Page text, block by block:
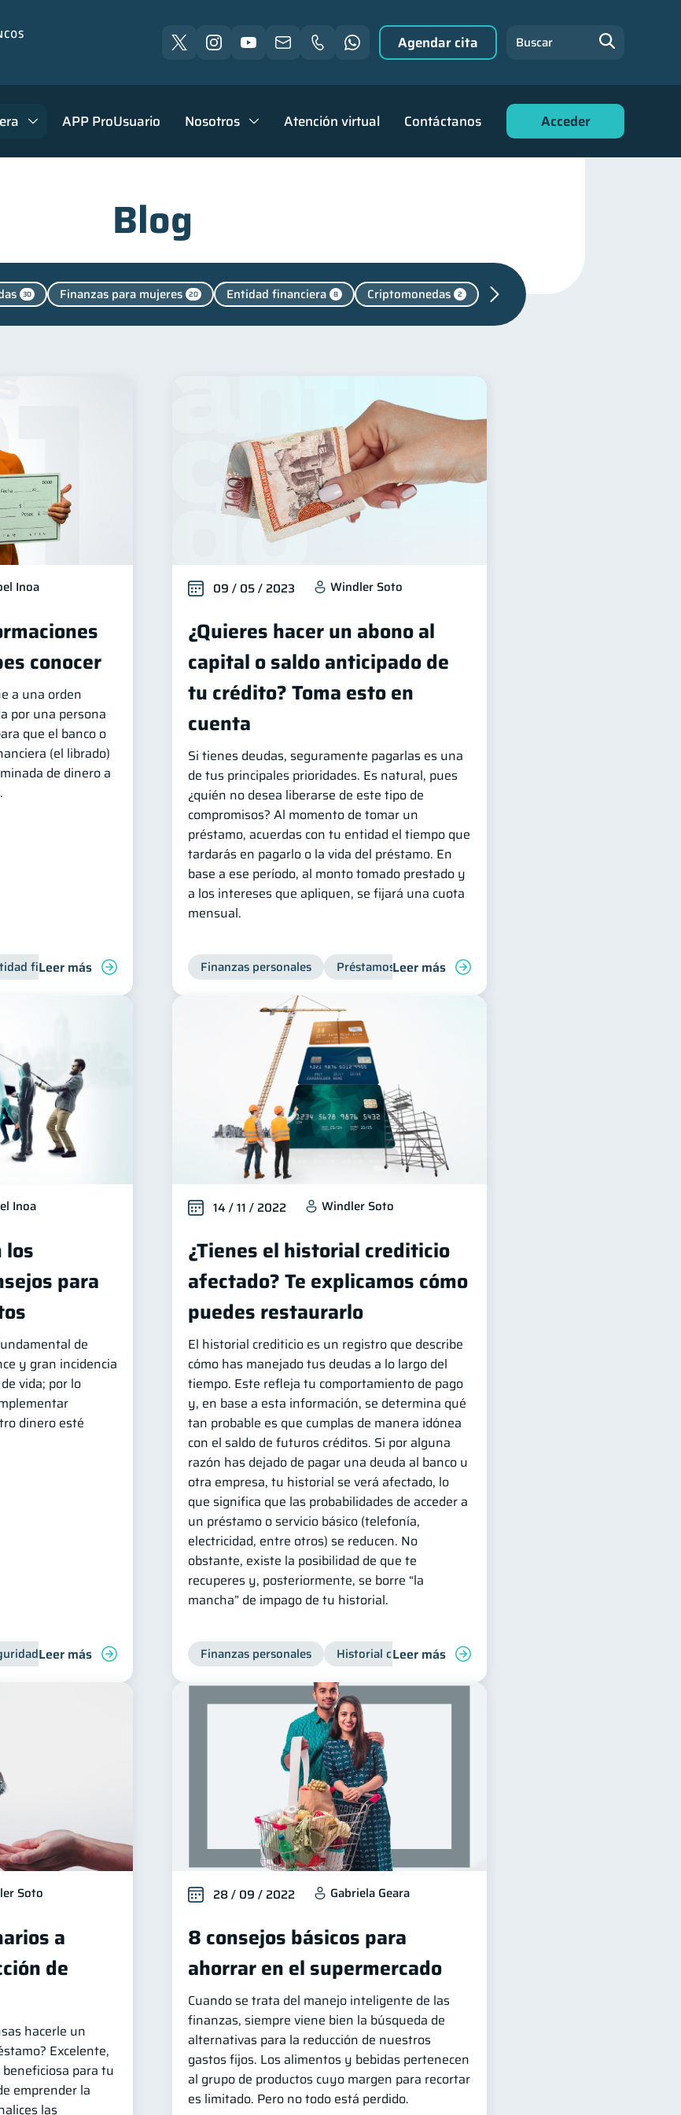
APP ProUsuario Nosotros Atención virtual Contáctanos Acceder
Agendar cita Buscar
Blog
30 Finanzas para mujeres 20 Entidad financiera 8 Criptomonedas 2
Tarjeta de crédito
2 Inversiones 2
en Pareja Educación Financiera 1 Mipymes 1
Doble sueldo 1 Gasto responsable
Inoa
conocer
a una orden
por una persona
que el banco o
(el librado)
de dinero a
financiera Finanzas personales Bienestar financiero
Leer más
09 / 05 / 2023 Windler Soto
¿Quieres hacer un abono al
capital o saldo anticipado de
tu crédito? Toma esto en
cuenta
Si tienes deudas, seguramente pagarlas es una
de tus principales prioridades. Es natural, pues
¿quién no desea liberarse de este tipo de
compromisos? Al momento de tomar un
préstamo, acuerdas con tu entidad el tiempo que
tardarás en pagarlo o la vida del préstamo. En
base a ese período, al monto tomado prestado y
a los intereses que apliquen, se fijará una cuota
mensual.
Finanzas personales Préstamos Productos financieros
Leer más
Inoa
los
para
de
y gran incidencia
vida; por lo
dinero esté
financiera Ciberseguridad Inclusión financiera Finanzas para jóvenes
Leer más
14 / 11 / 2022 Windler Soto
¿Tienes el historial crediticio
afectado? Te explicamos cómo
puedes restaurarlo
El historial crediticio es un registro que describe
cómo has manejado tus deudas a lo largo del
tiempo. Este refleja tu comportamiento de pago
y, en base a esta información, se determina qué
tan probable es que cumplas de manera idónea
con el saldo de futuros créditos. Si por alguna
razón has dejado de pagar una deuda al banco u
otra empresa, tu historial se verá afectado, lo
que significa que las probabilidades de acceder a
un préstamo o servicio básico (telefonía,
electricidad, entre otros) se reducen. No
obstante, existe la posibilidad de que te
recuperes y, posteriormente, se borre “la
mancha” de impago de tu historial.
Finanzas personales Historial crediticio Manejo de deudas
Leer más
Soto
a
de
hacerle un
Excelente,
para tu
emprender la
las
28 / 09 / 2022 Gabriela Geara
8 consejos básicos para
ahorrar en el supermercado
Cuando se trata del manejo inteligente de las
finanzas, siempre viene bien la búsqueda de
alternativas para la reducción de nuestros
gastos fijos. Los alimentos y bebidas pertenecen
al grupo de productos cuyo margen para recortar
es limitado. Pero no todo está perdido.